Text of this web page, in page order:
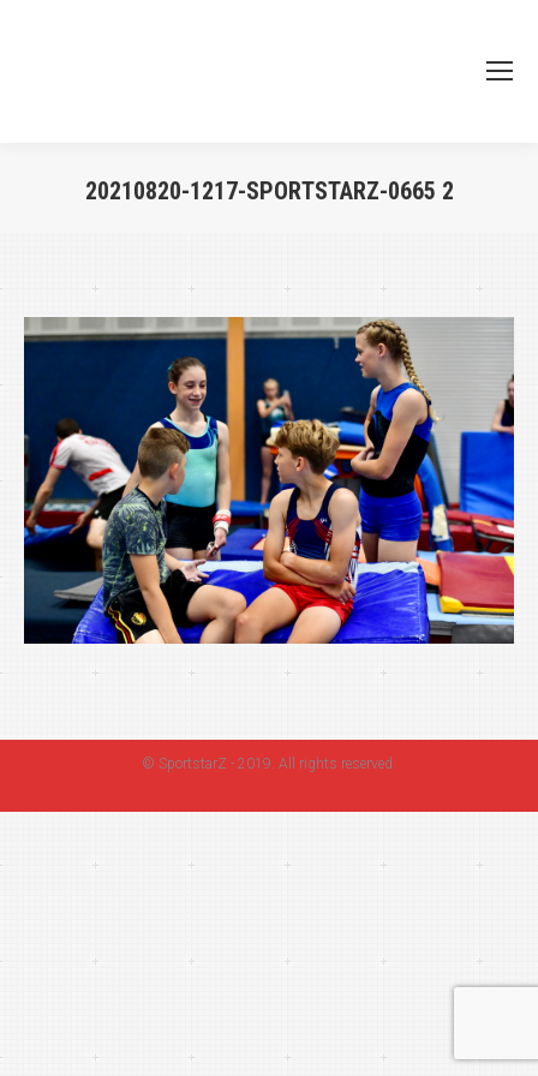
20210820-1217-SPORTSTARZ-0665 2
© SportstarZ - 2019. All rights reserved.